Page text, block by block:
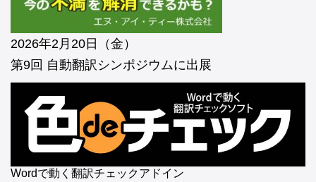
2026年2月20日（金）
第9回 自動翻訳シンポジウムに出展
Wordで動く翻訳チェックアドイン